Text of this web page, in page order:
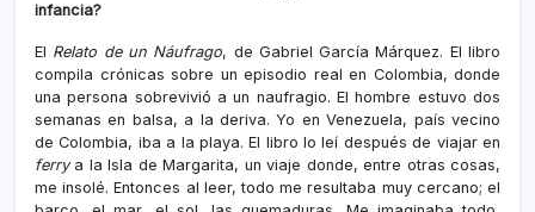
infancia?
El Relato de un Náufrago, de Gabriel García Márquez. El libro
compila crónicas sobre un episodio real en Colombia, donde
una persona sobrevivió a un naufragio. El hombre estuvo dos
semanas en balsa, a la deriva. Yo en Venezuela, país vecino
de Colombia, iba a la playa. El libro lo leí después de viajar en
ferry a la Isla de Margarita, un viaje donde, entre otras cosas,
me insolé. Entonces al leer, todo me resultaba muy cercano; el